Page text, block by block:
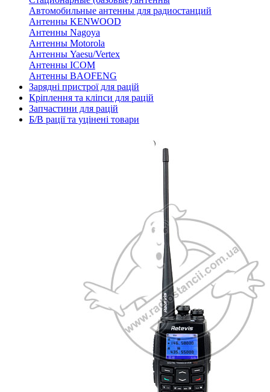
Автомобильные антенны для радиостанций
Антенны KENWOOD
Антенны Nagoya
Антенны Motorola
Антенны Yaesu/Vertex
Антенны ICOM
Антенны BAOFENG
Зарядні пристрої для рацій
Кріплення та кліпси для рацій
Запчастини для рацій
Б/В рації та уцінені товари